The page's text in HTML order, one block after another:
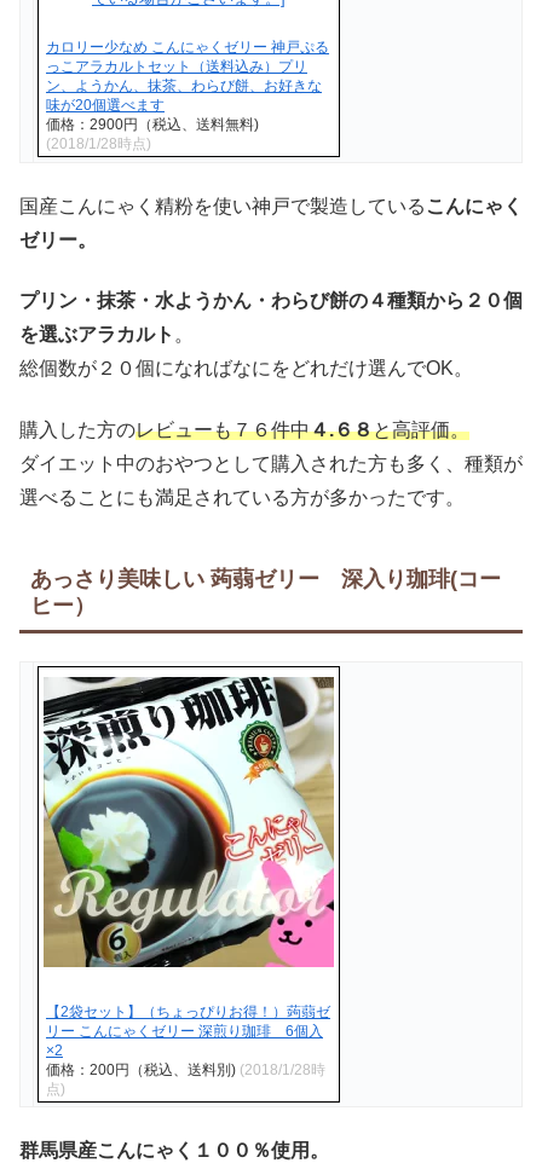
カロリー少なめ こんにゃくゼリー 神戸ぷる
っこアラカルトセット（送料込み）プリ
ン、ようかん、抹茶、わらび餅、お好きな
味が20個選べます
価格：2900円（税込、送料無料)
(2018/1/28時点)
国産こんにゃく精粉を使い神戸で製造している こんにゃく
ゼリー。
プリン・抹茶・水ようかん・わらび餅の４種類から２０個
を選ぶアラカルト 。
総個数が２０個になればなにをどれだけ選んでOK。
購入した方のレビューも７６件中４.６８と高評価。
ダイエット中のおやつとして購入された方も多く、種類が
選べることにも満足されている方が多かったです。
あっさり美味しい 蒟蒻ゼリー 深入り珈琲(コー
ヒー）
【2袋セット】（ちょっぴりお得！）蒟蒻ゼ
リー こんにゃくゼリー 深煎り珈琲 6個入
×2
価格：200円（税込、送料別) (2018/1/28時
点)
群馬県産こんにゃく１００％使用。